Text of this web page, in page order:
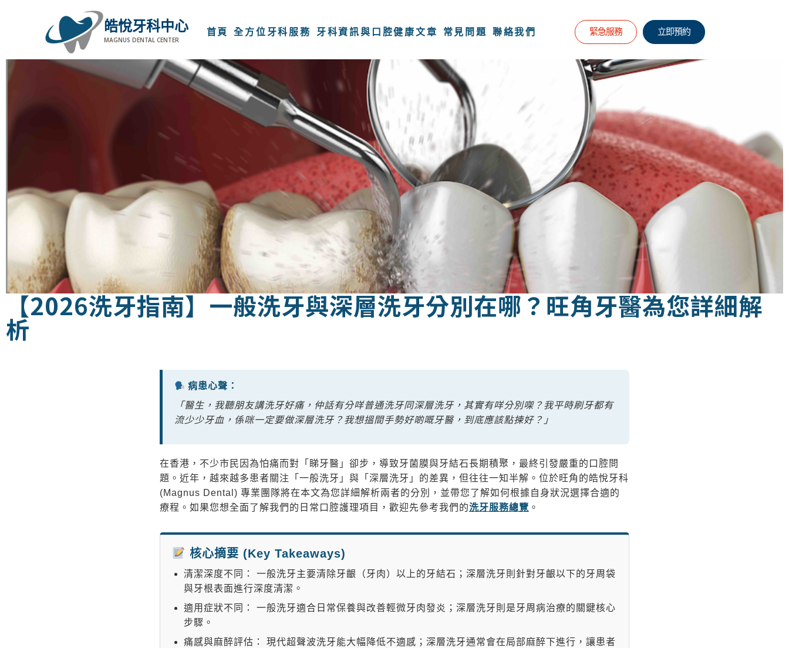
皓悅牙科中心
MAGNUS DENTAL CENTER
首頁 全方位牙科服務 牙科資訊與口腔健康文章 常見問題 聯絡我們 緊急服務 立即預約
01 日常牙齒護理 02 療程解析 03 破解迷思
04 最新消息
【2026洗牙指南】一般洗牙與深層洗牙分別在哪？旺角牙醫為您詳細解
析
病患心聲：
「醫生，我聽朋友講洗牙好痛，仲話有分咩普通洗牙同深層洗牙，其實有咩分別㗎？我平時刷牙都有
流少少牙血，係咪一定要做深層洗牙？我想搵間手勢好啲嘅牙醫，到底應該點揀好？」
在香港，不少市民因為怕痛而對「睇牙醫」卻步，導致牙菌膜與牙結石長期積聚，最終引發嚴重的口腔問
題。近年，越來越多患者關注「一般洗牙」與「深層洗牙」的差異，但往往一知半解。位於旺角的皓悅牙科
(Magnus Dental) 專業團隊將在本文為您詳細解析兩者的分別，並帶您了解如何根據自身狀況選擇合適的
療程。如果您想全面了解我們的日常口腔護理項目，歡迎先參考我們的洗牙服務總覽 。
核心摘要 (Key Takeaways)
清潔深度不同：
一般洗牙主要清除牙齦（牙肉）以上的牙結石；深層洗牙則針對牙齦以下的牙周袋
與牙根表面進行深度清潔。
適用症狀不同：
一般洗牙適合日常保養與改善輕微牙肉發炎；深層洗牙則是牙周病治療的關鍵核心
步驟。
痛感與麻醉評估：
現代超聲波洗牙能大幅降低不適感；深層洗牙通常會在局部麻醉下進行，讓患者